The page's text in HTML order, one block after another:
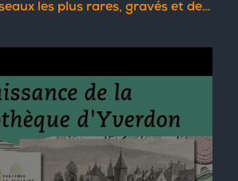
plus rares, gravés et dessinés d'après nature